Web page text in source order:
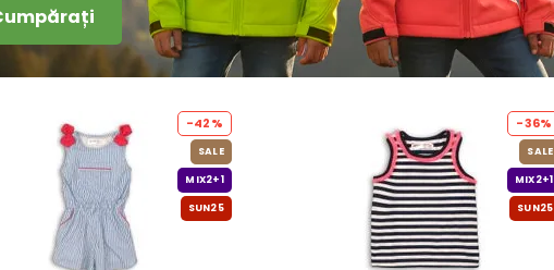
-42%
SALE
MIX2+1
SUN25
-36%
SALE
MIX2+1
SUN25